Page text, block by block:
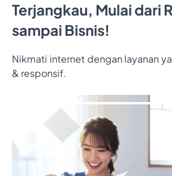
Terjangkau, Mulai dari
sampai Bisnis!
Nikmati internet dengan layanan
& responsif.